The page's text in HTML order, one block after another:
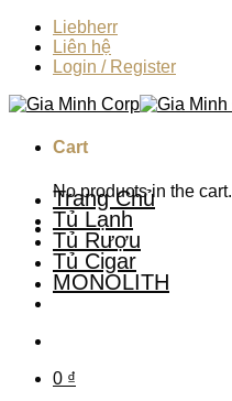
Skip
content
Liebherr
Liên hệ
Login / Register
Cart
No products in the cart.
Trang Chủ
Tủ Lạnh
Tủ Rượu
Tủ Cigar
MONOLITH
0 ₫